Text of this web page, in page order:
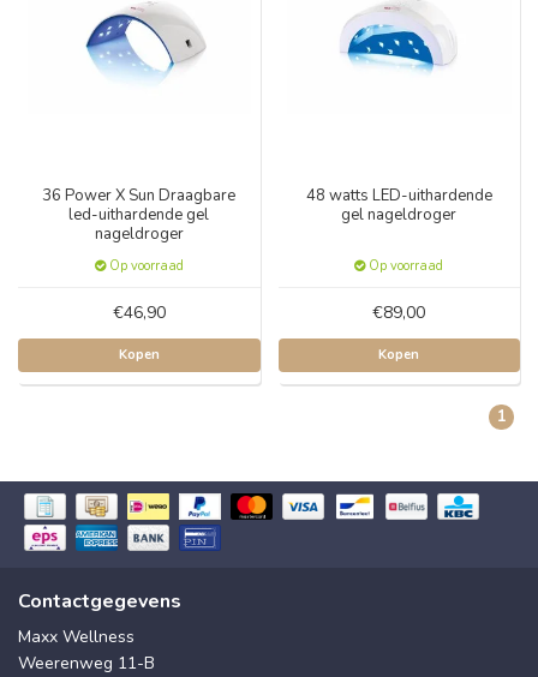
36 Power X Sun Draagbare
led-uithardende gel
nageldroger
Op voorraad
€46,90
Kopen
48 watts LED-uithardende
gel nageldroger
Op voorraad
€89,00
Kopen
1
Contactgegevens
Maxx Wellness
Weerenweg 11-B